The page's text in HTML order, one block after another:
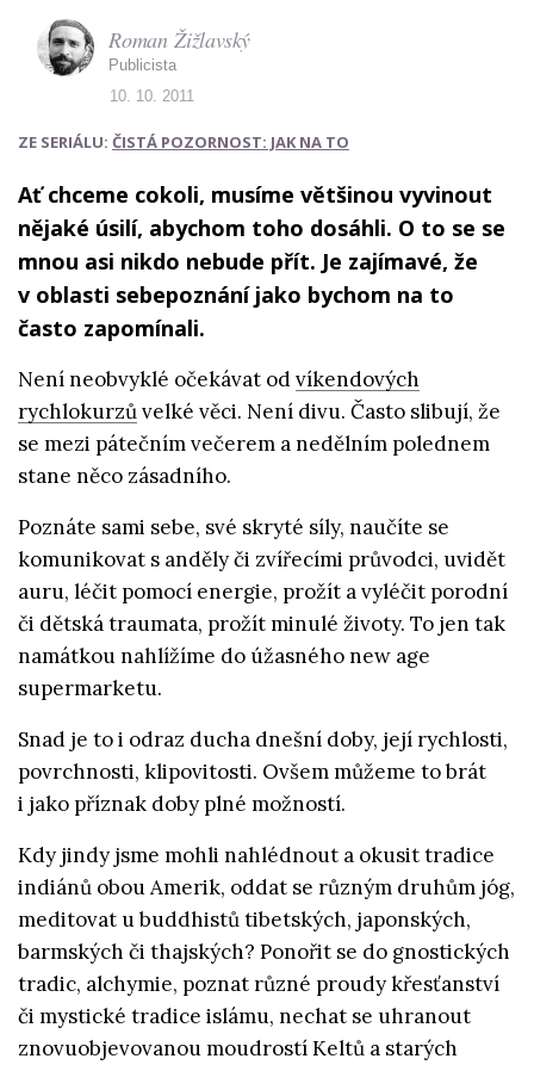
ZE SERIÁLU: ČISTÁ POZORNOST: JAK NA TO
Ať chceme cokoli, musíme většinou vyvinout
nějaké úsilí, abychom toho dosáhli. O to se se
mnou asi nikdo nebude přít. Je zajímavé, že
v oblasti sebepoznání jako bychom na to
často zapomínali.
Není neobvyklé očekávat odvíkendových
rychlokurzůvelké věci. Není divu. Často slibují, že
se mezi pátečním večerem a nedělním polednem
stane něco zásadního.
Poznáte sami sebe, své skryté síly, naučíte se
komunikovat s anděly či zvířecími průvodci, uvidět
auru, léčit pomocí energie, prožít a vyléčit porodní
či dětská traumata, prožít minulé životy. To jen tak
namátkou nahlížíme do úžasného new age
supermarketu.
Snad je to i odraz ducha dnešní doby, její rychlosti,
povrchnosti, klipovitosti. Ovšem můžeme to brát
i jako příznak doby plné možností.
Kdy jindy jsme mohli nahlédnout a okusit tradice
indiánů obou Amerik, oddat se různým druhům jóg,
meditovat u buddhistů tibetských, japonských,
barmských či thajských? Ponořit se do gnostických
tradic, alchymie, poznat různé proudy křesťanství
či mystické tradice islámu, nechat se uhranout
znovuobjevovanou moudrostí Keltů a starých
Roman Žižlavský
Publicista
10. 10. 2011